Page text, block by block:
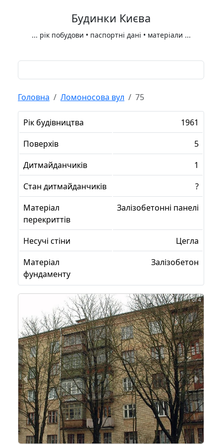
Будинки Києва
... рік побудови • паспортні дані • матеріали ...
Головна Ломоносова вул 75
Рік будівництва
1961
Поверхів
5
Дитмайданчиків
1
Стан дитмайданчиків
?
Матеріал
перекриттів
Залізобетонні панелі
Несучі стіни
Цегла
Матеріал
фундаменту
Залізобетон
1 of 4